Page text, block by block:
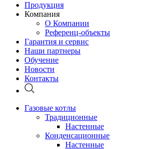
Продукция
Компания
О Компании
Референц-объекты
Гарантия и сервис
Наши партнеры
Обучение
Новости
Контакты
Газовые котлы
Традиционные
Настенные
Конденсационные
Настенные